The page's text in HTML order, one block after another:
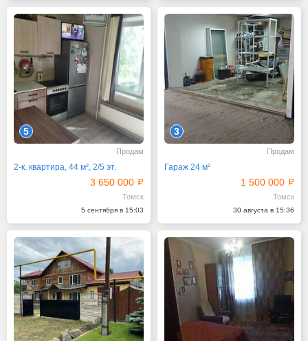
5
Продам
2-к. квартира, 44 м², 2/5 эт.
3 650 000
Томск
5 сентября в 15:03
3
Продам
Гараж 24 м²
1 500 000
Томск
30 августа в 15:36